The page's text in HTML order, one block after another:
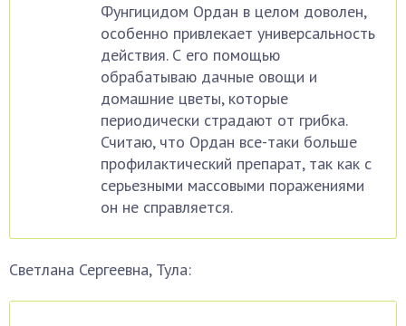
Фунгицидом Ордан в целом доволен,
особенно привлекает универсальность
действия. С его помощью
обрабатываю дачные овощи и
домашние цветы, которые
периодически страдают от грибка.
Считаю, что Ордан все-таки больше
профилактический препарат, так как с
серьезными массовыми поражениями
он не справляется.
Светлана Сергеевна, Тула: